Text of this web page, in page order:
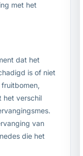
met het
dat het
is of niet
het verschil
van
die het